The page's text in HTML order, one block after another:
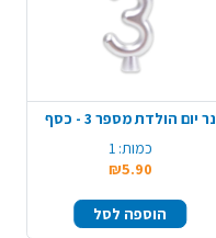
נר יום הולדת מספר 3 - כסף
כמות: 1
₪5.90
הוספה לסל